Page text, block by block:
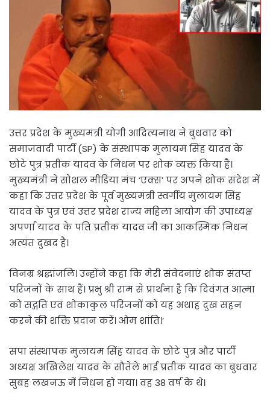
उत्तर प्रदेश के मुख्यमंत्री योगी आदित्यनाथ ने बुधवार को
समाजवादी पार्टी (SP) के संस्थापक मुलायम सिंह यादव के
छोटे पुत्र प्रतीक यादव के निधन पर शोक व्यक्त किया है।
मुख्यमंत्री ने सोशल मीडिया मंच ‘एक्स’ पर अपने शोक संदेश में
कहा कि उत्तर प्रदेश के पूर्व मुख्यमंत्री स्वर्गीय मुलायम सिंह
यादव के पुत्र एवं उत्तर प्रदेश राज्य महिला आयोग की उपाध्यक्ष
अपर्णा यादव के पति प्रतीक यादव जी का आकस्मिक निधन
अत्यंत दुखद है।
विनम्र श्रद्धांजलि। उन्होंने कहा कि मेरी संवेदनाएं शोक संतप्त
परिजनों के साथ हैं। प्रभु श्री राम से प्रार्थना है कि दिवंगत आत्मा
को सद्गति एवं शोकाकुल परिजनों को यह अथाह दुख सहन
करने की शक्ति प्रदान करें। ओम शांति।’
सपा संस्थापक मुलायम सिंह यादव के छोटे पुत्र और पार्टी
अध्यक्ष अखिलेश यादव के सौतेले भाई प्रतीक यादव का बुधवार
सुबह लखनऊ में निधन हो गया। वह 38 वर्ष के थे।